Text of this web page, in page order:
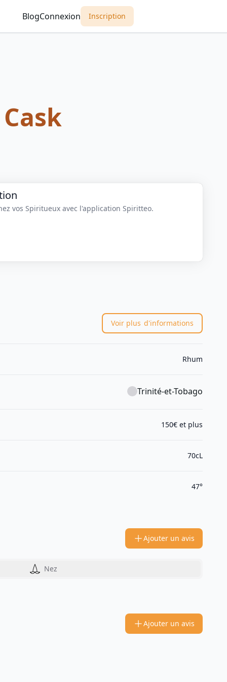
BlogConnexion Inscription
vos Spiritueux avec l'application Spiritteo.
Voir plus d'informations
Rhum
Trinité-et-Tobago
150€ et plus
70cL
47°
Ajouter un avis
Nez
Ajouter un avis